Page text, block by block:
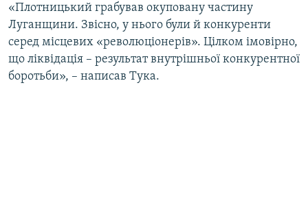
УКРАЇНСЬКА ПРОБЛЕМА КРИМУ
ІНФОГРАФІКА
ДОЛУЧАЙСЯ!
«Плотницький грабував окуповану частину
Луганщини. Звісно, у нього були й конкуренти
серед місцевих «революціонерів». Цілком імовірно,
що ліквідація – результат внутрішньої конкурентної
боротьби», – написав Тука.